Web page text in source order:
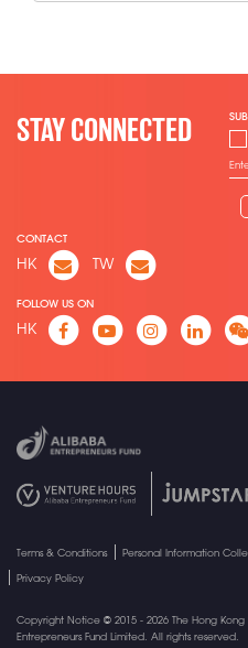
STAY CONNECTED
CONTACT
HK TW
FOLLOW US ON
HK
Terms & Conditions Personal Information
Privacy Policy
Copyright Notice © 2015 - 2026 The Hong Kong
Entrepreneurs Fund Limited. All rights reserved.